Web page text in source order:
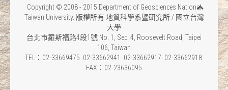
Copyright © 2008 - 2015 Department of Geosciences National
Taiwan University. 版權所有 地質科學系暨研究所 / 國立台灣
大學
台北市羅斯福路4段1號 No. 1, Sec. 4, Roosevelt Road, Taipei
106, Taiwan
TEL：02-33669475 .02-33662941 .02-33662917 .02-33662918.
FAX：02-23636095